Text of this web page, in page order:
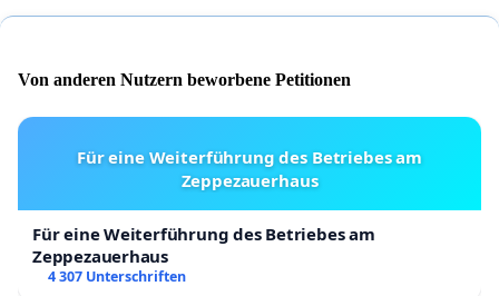
Von anderen Nutzern beworbene Petitionen
Für eine Weiterführung des Betriebes am
Zeppezauerhaus
Für eine Weiterführung des Betriebes am
Zeppezauerhaus
4 307 Unterschriften